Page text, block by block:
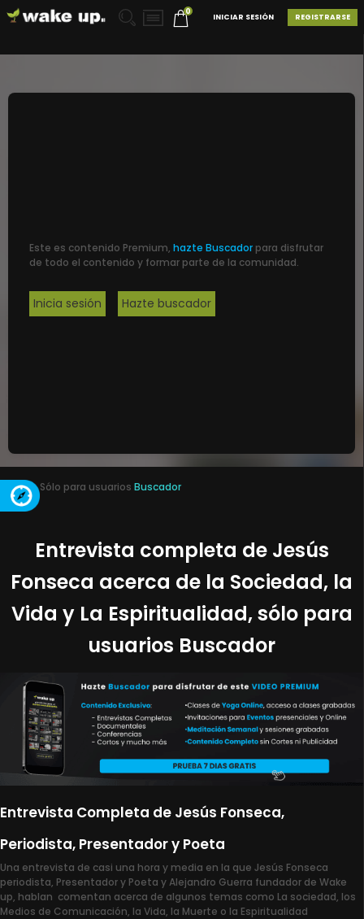
0
REGISTRARSE
INICIAR SESIÓN
Este es contenido Premium, hazte Buscador para disfrutar
de todo el contenido y formar parte de la comunidad.
Inicia sesión Hazte buscador
Sólo para usuarios Buscador
Entrevista completa de Jesús
Fonseca acerca de la Sociedad, la
Vida y La Espiritualidad, sólo para
usuarios Buscador
Entrevista Completa de Jesús Fonseca,
Periodista, Presentador y Poeta
Una entrevista de casi una hora y media en la que Jesús Fonseca
periodista, Presentador y Poeta y Alejandro Guerra fundador de Wake
up, hablan comentan acerca de algunos temas como La sociedad, los
Medios de Comunicación, la Vida, la Muerte o la Espiritualidad